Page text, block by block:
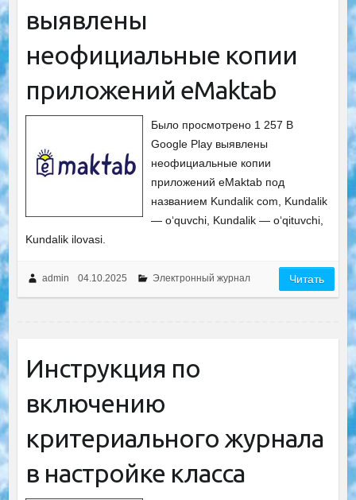
выявлены
неофициальные копии
приложений eMaktab
Было просмотрено 1 257 В
Google Play выявлены
неофициальные копии
приложений eMaktab под
названием Kundalik com, Kundalik
— oʻquvchi, Kundalik — oʻqituvchi,
Kundalik ilovasi.
admin 04.10.2025 Электронный журнал Читать
Инструкция по
включению
критериального журнала
в настройке класса